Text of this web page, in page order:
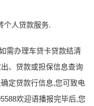
个人贷款服务.
需办理车贷卡贷款结清
、贷款或担保信息查询
定贷款行信息,您可致电
欢迎语播报完毕后,您